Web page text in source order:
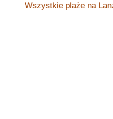
Wszystkie plaże na